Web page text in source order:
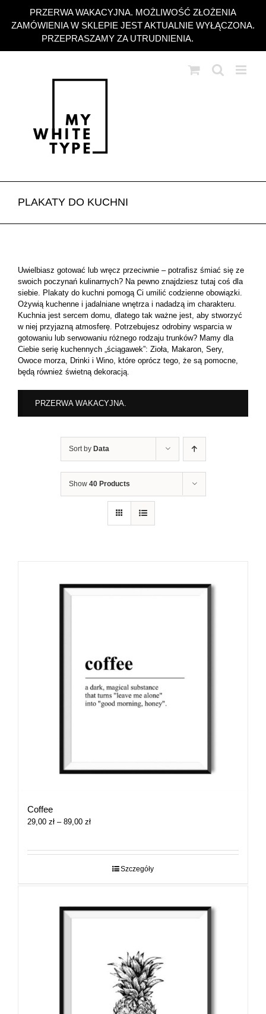
PRZERWA WAKACYJNA. MOŻLIWOŚĆ ZŁOŻENIA
ZAMÓWIENIA W SKLEPIE JEST AKTUALNIE WYŁĄCZONA.
PRZEPRASZAMY ZA UTRUDNIENIA.
zawartości
PLAKATY DO KUCHNI
Uwielbiasz gotować lub wręcz przeciwnie – potrafisz śmiać się ze
swoich poczynań kulinarnych? Na pewno znajdziesz tutaj coś dla
siebie. Plakaty do kuchni pomogą Ci umilić codzienne obowiązki.
Ożywią kuchenne i jadalniane wnętrza i nadadzą im charakteru.
Kuchnia jest sercem domu, dlatego tak ważne jest, aby stworzyć
w niej przyjazną atmosferę. Potrzebujesz odrobiny wsparcia w
gotowaniu lub serwowaniu różnego rodzaju trunków? Mamy dla
Ciebie serię kuchennych „ściągawek”: Zioła, Makaron, Sery,
Owoce morza, Drinki i Wino, które oprócz tego, że są pomocne,
będą również świetną dekoracją.
PRZERWA WAKACYJNA.
Sort by Data
Show 40 Products
Coffee
29,00 zł – 89,00 złZakres
29,00 zł
Szczegóły